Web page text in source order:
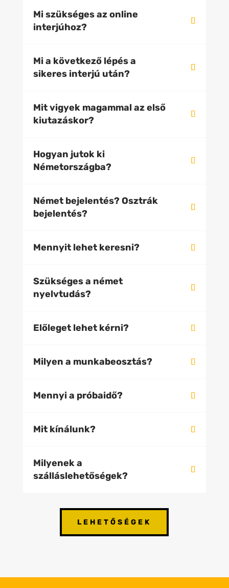
Mi szükséges az online
interjúhoz?
Mi a következő lépés a
sikeres interjú után?
Mit vigyek magammal az első
kiutazáskor?
Hogyan jutok ki
Németországba?
Német bejelentés? Osztrák
bejelentés?
Mennyit lehet keresni?
Szükséges a német
nyelvtudás?
Előleget lehet kérni?
Milyen a munkabeosztás?
Mennyi a próbaidő?
Mit kínálunk?
Milyenek a
szálláslehetőségek?
LEHETŐSÉGEK